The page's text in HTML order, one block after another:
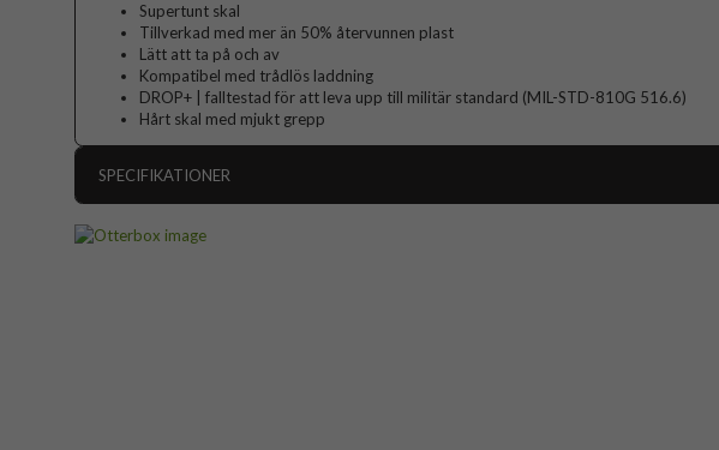
Supertunt skal
Tillverkad med mer än 50% återvunnen plast
Lätt att ta på och av
Kompatibel med trådlös laddning
DROP+ | falltestad för att leva upp till militär standard (MIL-STD-810G 516.6)
Hårt skal med mjukt grepp
SPECIFIKATIONER